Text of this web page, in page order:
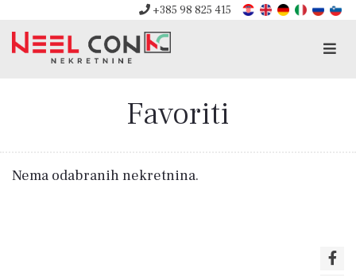
+385 98 825 415
Favoriti
Nema odabranih nekretnina.